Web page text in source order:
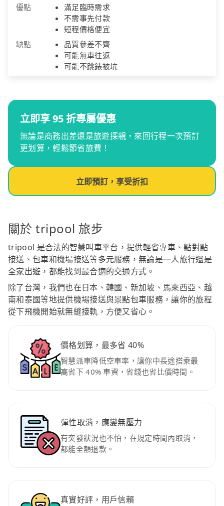
優點
滿足臨時需求
不需事先付款
短程價格便宜
缺點
品質參差不齊
可能無車往返
可能不跳錶被坑
立即享 95 折專屬優惠
無論是商務出差還是旅遊探親，來回行程一次預訂
更划算，輕鬆節省旅費！
立即預訂，享受折扣
關於 tripool 旅步
tripool 是合法的智慧叫車平台，提供輕省專車、點對點
接送、包車和機場接送等多元服務，無論是一人旅行還是
全家出遊，都能找到最合適的交通方式。
除了台灣，我們也在日本、韓國、新加坡、馬來西亞、越
南和泰國等地提供機場接送與景點包車服務，讓你的旅程
從下飛機開始就無縫接軌，方便又省心。
價格划算，最多省 40%
智慧派車降低空車率，讓你中長途搭乘最
高省下 40% 車資，省錢也省比價時間。
彈性取消，應變無壓力
有突發狀況也不怕，在規定時間內取消，
都能全額退款。
真實好評，用戶信賴